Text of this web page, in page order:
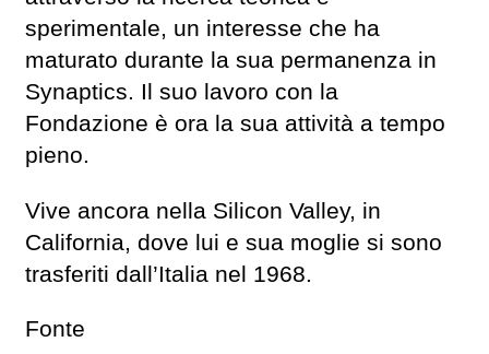
sperimentale, un interesse che ha
maturato durante la sua permanenza in
Synaptics. Il suo lavoro con la
Fondazione è ora la sua attività a tempo
pieno.
Vive ancora nella Silicon Valley, in
California, dove lui e sua moglie si sono
trasferiti dall’Italia nel 1968.
Fonte